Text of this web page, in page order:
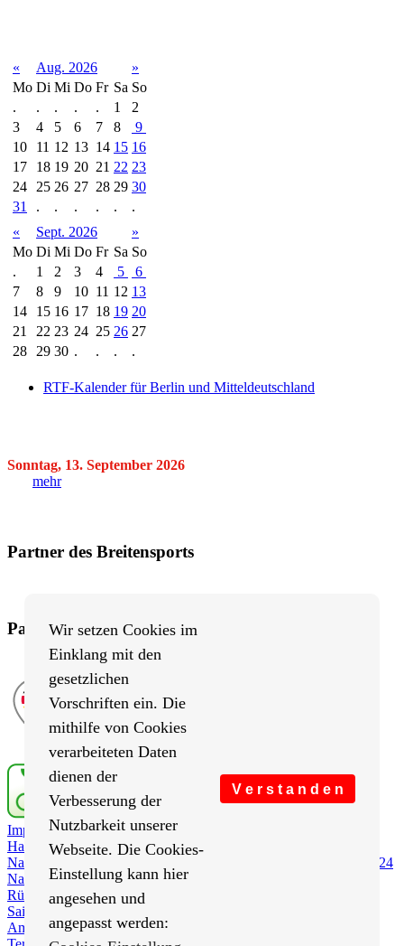
Wir setzen Cookies im
Einklang mit den
gesetzlichen
Vorschriften ein. Die
mithilfe von Cookies
verarbeiteten Daten
dienen der
Verbesserung der
Nutzbarkeit unserer
Webseite. Die Cookies-
Einstellung kann hier
angesehen und
angepasst werden:
V e r s t a n d e n
« Aug. 2026
»
Mo Di Mi Do Fr Sa So
.
. . . . 1
2
3
4 5 6 7 8
9
10
11 12 13 14 15 16
17
18 19 20 21 22 23
24
25 26 27 28 29 30
31
. . . . .
.
«
Sept. 2026
»
Mo Di Mi Do Fr Sa So
.
1 2 3 4 5
6
7
8 9 10 11 12 13
14
15 16 17 18 19 20
21
22 23 24 25 26 27
28
29 30 . . . .
RTF-Kalender für Berlin und Mitteldeutschland
Sonntag, 13. September 2026
mehr
Partner des Breitensports
Partner von BRV-Breitensport.de
Impressum / Cookies Einstellungen
Haftungsausschluss / Sitemap
Nachrichten
Nachrichten 2024
Nachrichten 2023 Nachrichten 2022
Rückblick Saison 2021 Saison 2020
Saison 2017
Amtliches RTF-Ergebnisse Protokolle